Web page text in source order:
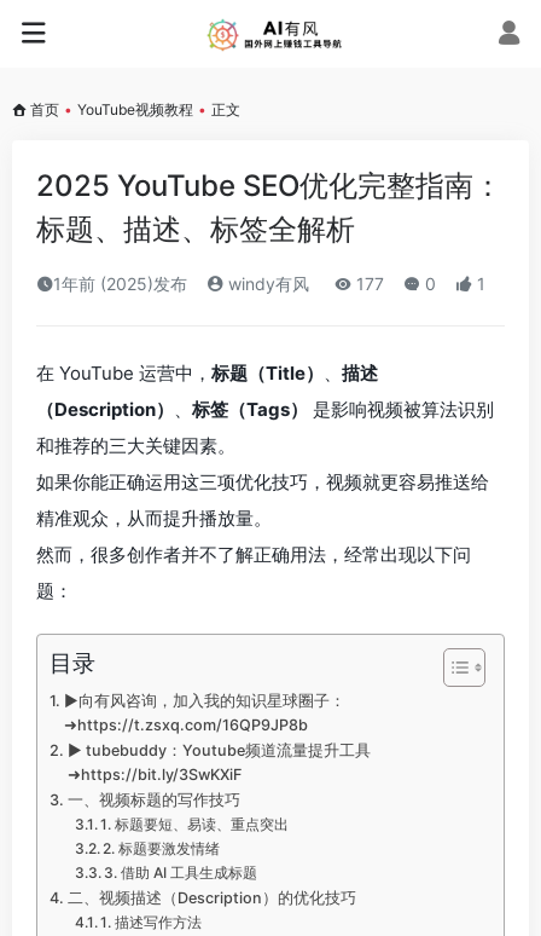
首页 • YouTube视频教程 • 正文
2025 YouTube SEO优化完整指南：
标题、描述、标签全解析
1年前 (2025)发布 windy有风 177 0 1
在 YouTube 运营中， 标题（Title） 、 描述
（Description） 、 标签（Tags）
是影响视频被算法识别
和推荐的三大关键因素。
如果你能正确运用这三项优化技巧，视频就更容易推送给
精准观众，从而提升播放量。
然而，很多创作者并不了解正确用法，经常出现以下问
题：
目录
►向有风咨询，加入我的知识星球圈子：
➜https://t.zsxq.com/16QP9JP8b
► tubebuddy：Youtube频道流量提升工具
➜https://bit.ly/3SwKXiF
一、视频标题的写作技巧
1. 标题要短、易读、重点突出
2. 标题要激发情绪
3. 借助 AI 工具生成标题
二、视频描述（Description）的优化技巧
1. 描述写作方法